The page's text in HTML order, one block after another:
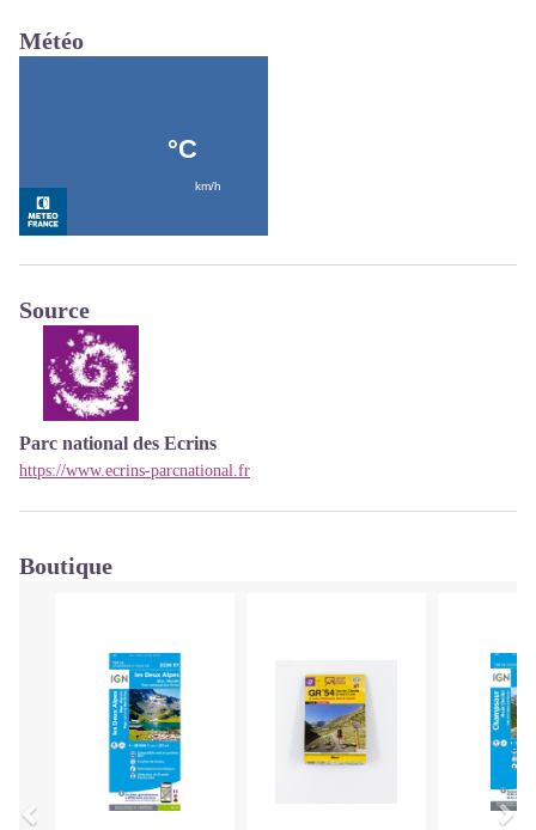
Météo
Source
Parc national des Ecrins
https://www.ecrins-parcnational.fr
Boutique